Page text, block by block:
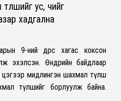
ус, чийг
хадгална
9-ний өдрөөс хагас коксон
эхэлсэн. Өнөөдрийн байдлаар
мидлингэн шахмал түлш
түлшийг борлуулж байна.